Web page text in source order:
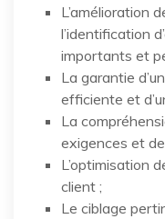
L’amélioration
l’identification
importants et
La garantie
efficiente et
La
exigences et
L’optimisation
client ;
Le ciblage